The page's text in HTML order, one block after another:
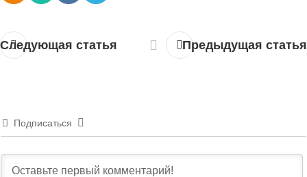
Следующая статья Предыдущая статья
Подписаться